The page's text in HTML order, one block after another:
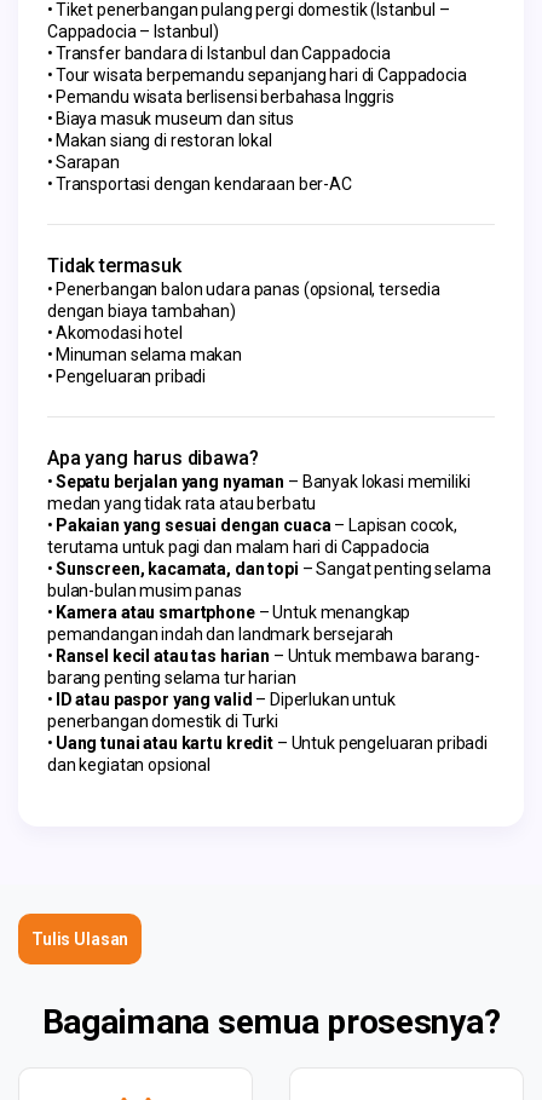
Tiket penerbangan pulang pergi domestik (Istanbul –
Cappadocia – Istanbul)
Transfer bandara di Istanbul dan Cappadocia
Tour wisata berpemandu sepanjang hari di Cappadocia
Pemandu wisata berlisensi berbahasa Inggris
Biaya masuk museum dan situs
Makan siang di restoran lokal
Sarapan
Transportasi dengan kendaraan ber-AC
Tidak termasuk
Penerbangan balon udara panas (opsional, tersedia
dengan biaya tambahan)
Akomodasi hotel
Minuman selama makan
Pengeluaran pribadi
Apa yang harus dibawa?
Sepatu berjalan yang nyaman – Banyak lokasi memiliki
medan yang tidak rata atau berbatu
Pakaian yang sesuai dengan cuaca – Lapisan cocok,
terutama untuk pagi dan malam hari di Cappadocia
Sunscreen, kacamata, dan topi – Sangat penting selama
bulan-bulan musim panas
Kamera atau smartphone– Untuk menangkap
pemandangan indah dan landmark bersejarah
Ransel kecil atau tas harian – Untuk membawa barang-
barang penting selama tur harian
ID atau paspor yang valid – Diperlukan untuk
penerbangan domestik di Turki
Uang tunai atau kartu kredit– Untuk pengeluaran pribadi
dan kegiatan opsional
Tulis Ulasan
Bagaimana semua prosesnya?